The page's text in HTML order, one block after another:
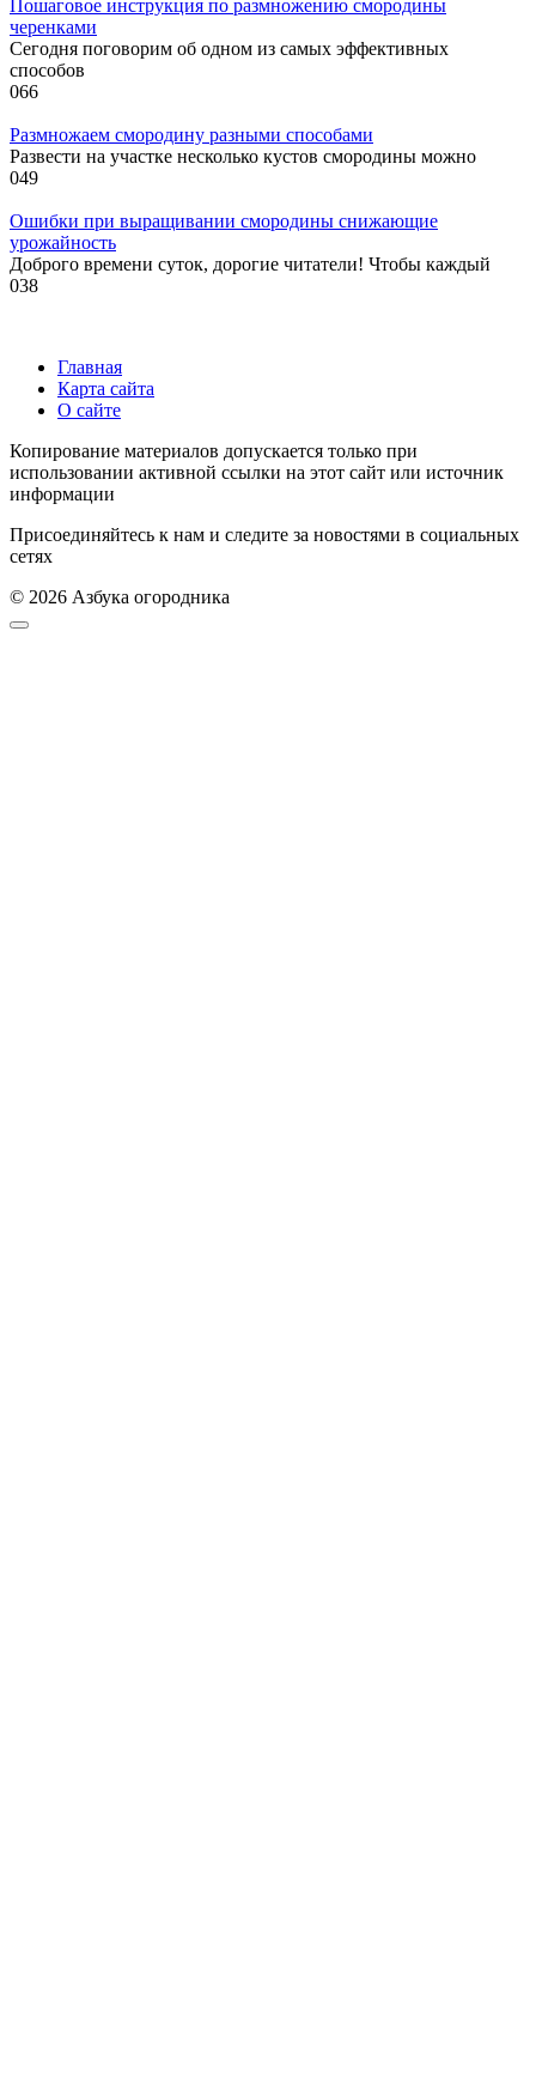
Пошаговое инструкция по размножению смородины
черенками
Сегодня поговорим об одном из самых эффективных
способов
066
Размножаем смородину разными способами
Развести на участке несколько кустов смородины можно
049
Ошибки при выращивании смородины снижающие
урожайность
Доброго времени суток, дорогие читатели! Чтобы каждый
038
Главная
Карта сайта
О сайте
Копирование материалов допускается только при
использовании активной ссылки на этот сайт или источник
информации
Присоединяйтесь к нам и следите за новостями в социальных
сетях
© 2026 Азбука огородника